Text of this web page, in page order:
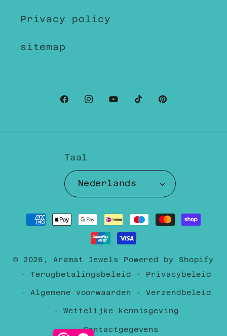
Privacy policy
sitemap
Facebook
Instagram
YouTubeTikTokPinterest
Taal
Nederlands
Betaalmethoden
© 2026, Aramat Jewels Powered by Shopify
Terugbetalingsbeleid
Privacybeleid
Algemene voorwaarden Verzendbeleid
Wettelijke kennisgeving
Contactgegevens